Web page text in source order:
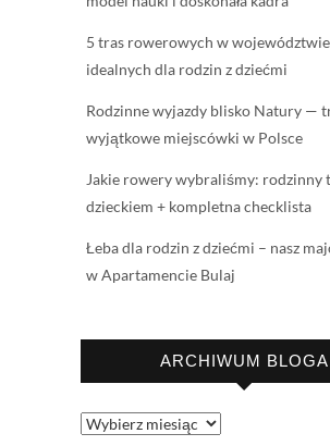
5 tras rowerowych w województwie
idealnych dla rodzin z dziećmi
Rodzinne wyjazdy blisko Natury —
wyjątkowe miejscówki w Polsce
Jakie rowery wybraliśmy: rodzinny
dzieckiem + kompletna checklista
Łeba dla rodzin z dziećmi – nasz
w Apartamencie Bulaj
ARCHIWUM BLOGA
Archiwum